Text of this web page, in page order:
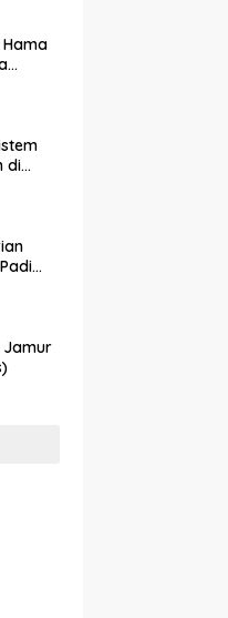
Sumber Daya Lahan:
di
Jamur